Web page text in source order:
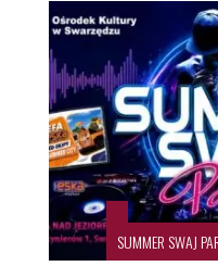
SUMMER SWAJ